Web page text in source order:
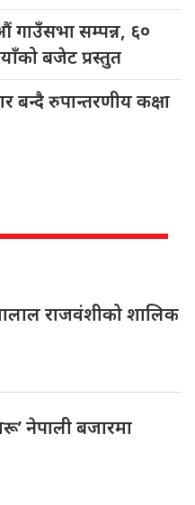
गाउँसभा सम्पन्न, ६०
बजेट प्रस्तुत
रुपान्तरणीय कक्षा
राजवंशीको शालिक
नेपाली बजारमा